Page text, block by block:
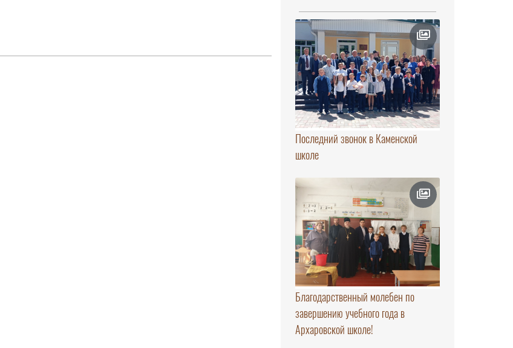
Последний звонок в Каменской
школе
Благодарственный молебен по
завершению учебного года в
Архаровской школе!